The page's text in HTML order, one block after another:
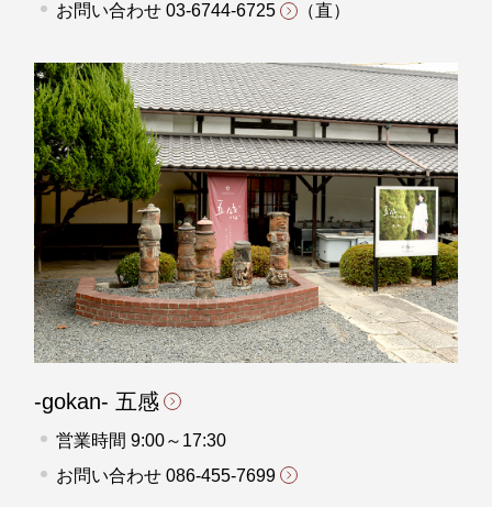
お問い合わせ03-6744-6725 （直）
-gokan- 五感
営業時間 9:00～17:30
お問い合わせ086-455-7699